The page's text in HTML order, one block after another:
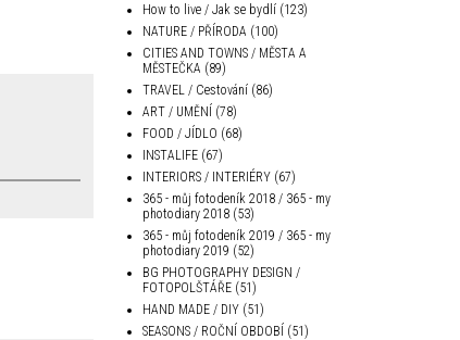
How to live / Jak se bydlí (123)
NATURE / PŘÍRODA (100)
CITIES AND TOWNS / MĚSTA A
MĚSTEČKA (89)
TRAVEL / Cestování (86)
ART / UMĚNÍ (78)
FOOD / JÍDLO (68)
INSTALIFE (67)
INTERIORS / INTERIÉRY (67)
365 - můj fotodeník 2018 / 365 - my
photodiary 2018 (53)
365 - můj fotodeník 2019 / 365 - my
photodiary 2019 (52)
BG PHOTOGRAPHY DESIGN /
FOTOPOLŠTÁŘE (51)
HAND MADE / DIY (51)
SEASONS / ROČNÍ OBDOBÍ (51)